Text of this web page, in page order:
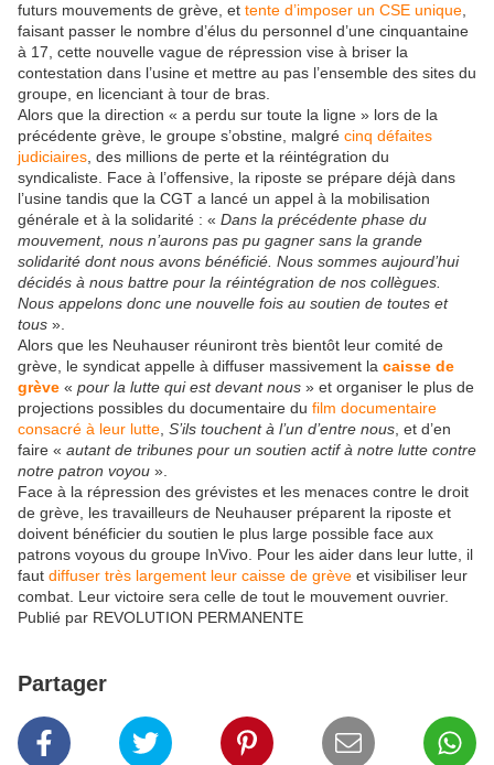
futurs mouvements de grève, et tente d’imposer un CSE unique
faisant passer le nombre d’élus du personnel d’une cinquantaine
à 17, cette nouvelle vague de répression vise à briser la
contestation dans l’usine et mettre au pas l’ensemble des sites du
groupe, en licenciant à tour de bras.
Alors que la direction « a perdu sur toute la ligne » lors de la
précédente grève, le groupe s’obstine, malgré cinq défaites
judiciaires , des millions de perte et la réintégration du
syndicaliste. Face à l’offensive, la riposte se prépare déjà dans
l’usine tandis que la CGT a lancé un appel à la mobilisation
générale et à la solidarité : « Dans la précédente phase du
mouvement, nous n’aurons pas pu gagner sans la grande
solidarité dont nous avons bénéficié. Nous sommes aujourd’hui
décidés à nous battre pour la réintégration de nos collègues.
Nous appelons donc une nouvelle fois au soutien de toutes et
tous ».
Alors que les Neuhauser réuniront très bientôt leur comité de
grève, le syndicat appelle à diffuser massivement la caisse de
grève « pour la lutte qui est devant nous » et organiser le plus de
projections possibles du documentaire du film documentaire
consacré à leur lutte S’ils touchent à l’un d’entre nous , et d’en
faire « autant de tribunes pour un soutien actif à notre lutte contre
notre patron voyou ».
Face à la répression des grévistes et les menaces contre le droit
de grève, les travailleurs de Neuhauser préparent la riposte et
doivent bénéficier du soutien le plus large possible face aux
patrons voyous du groupe InVivo. Pour les aider dans leur lutte, il
faut diffuser très largement leur caisse de grève et visibiliser leur
combat. Leur victoire sera celle de tout le mouvement ouvrier.
Publié par REVOLUTION PERMANENTE
Partager